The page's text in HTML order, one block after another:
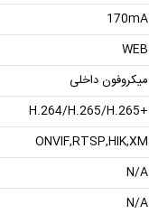
170mA
WEB
میکروفون داخلی
+H.264/H.265/H.265
ONVIF,RTSP,HIK,XM
N/A
N/A